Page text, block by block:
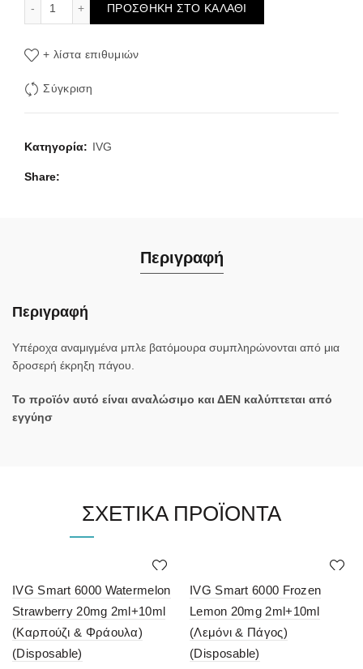
ΠΡΟΣΘΉΚΗ ΣΤΟ ΚΑΛΆΘΙ
+ λίστα επιθυμιών
Σύγκριση
Κατηγορία: IVG
Share
Περιγραφή
Περιγραφή
Υπέροχα αναμιγμένα μπλε βατόμουρα συμπληρώνονται από μια
δροσερή έκρηξη πάγου.
Το προϊόν αυτό είναι αναλώσιμο και ΔΕΝ καλύπτεται από
εγγύησ
ΣΧΕΤΙΚΆ ΠΡΟΪΌΝΤΑ
IVG Smart 6000 Watermelon
Strawberry 20mg 2ml+10ml
(Καρπούζι & Φράουλα)
(Disposable)
IVG Smart 6000 Frozen
Lemon 20mg 2ml+10ml
(Λεμόνι & Πάγος)
(Disposable)